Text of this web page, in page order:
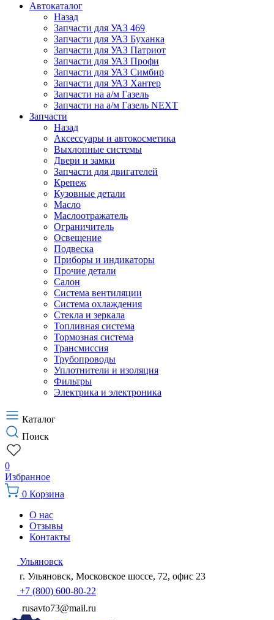
Автокаталог
Назад
Запчасти для УАЗ 469
Запчасти для УАЗ Буханка
Запчасти для УАЗ Патриот
Запчасти для УАЗ Профи
Запчасти для УАЗ Симбир
Запчасти для УАЗ Хантер
Запчасти на а/м Газель
Запчасти на а/м Газель NEXT
Запчасти
Назад
Аксессуары и автокосметика
Выхлопные системы
Двери и замки
Запчасти для двигателей
Крепеж
Кузовные детали
Масло
Маслоотражатель
Ограничитель
Освещение
Подвеска
Приборы и индикаторы
Прочие детали
Салон
Система вентиляции
Система охлаждения
Стекла и зеркала
Топливная система
Тормозная система
Трансмиссия
Трубопроводы
Уплотнители и изоляция
Фильтры
Электрика и электроника
Каталог
Поиск
0
Избранное
0 Корзина
О нас
Отзывы
Контакты
Ульяновск
г. Ульяновск, Московское шоссе, 72, офис 23
+7 (800) 600-80-22
rusavto73@mail.ru